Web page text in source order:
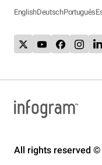
EnglishDeutschPortuguês
All rights reserved